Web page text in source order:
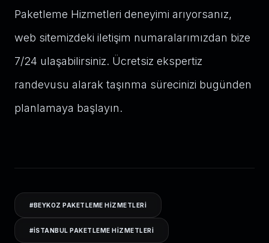
Paketleme Hizmetleri deneyimi arıyorsanız,
web sitemizdeki iletişim numaralarımızdan bize
7/24 ulaşabilirsiniz. Ücretsiz ekspertiz
randevusu alarak taşınma sürecinizi bugünden
planlamaya başlayın.
#BEYKOZ PAKETLEME HIZMETLERI
#ISTANBUL PAKETLEME HIZMETLERI